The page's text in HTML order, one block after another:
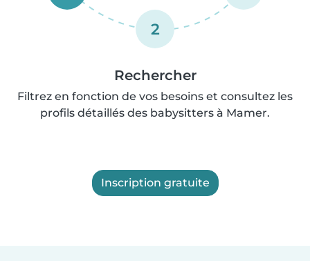
2
Rechercher
Filtrez en fonction de vos besoins et consultez les
profils détaillés des babysitters à Mamer.
Inscription gratuite